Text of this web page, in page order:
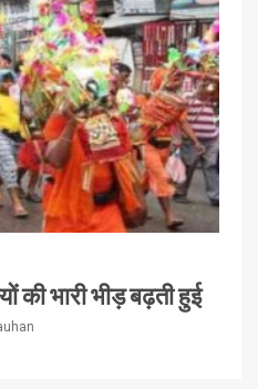
की भारी भीड़ बढ़ती हुई